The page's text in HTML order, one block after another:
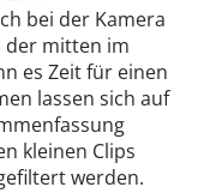
bei der Kamera
der mitten im
es Zeit für einen
lassen sich auf
kleinen Clips
werden.